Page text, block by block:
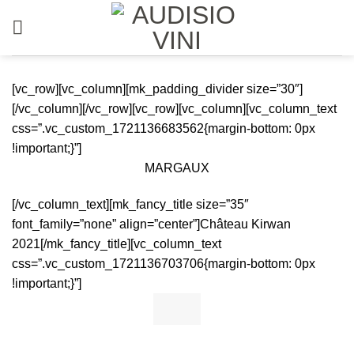
[vc_row][vc_column][mk_padding_divider size=”30″]
[/vc_column][/vc_row][vc_row][vc_column][vc_column_text
css=”.vc_custom_1721136683562{margin-bottom: 0px
!important;}”]
MARGAUX
[/vc_column_text][mk_fancy_title size=”35″
font_family=”none” align=”center”]Château Kirwan
2021[/mk_fancy_title][vc_column_text
css=”.vc_custom_1721136703706{margin-bottom: 0px
!important;}”]